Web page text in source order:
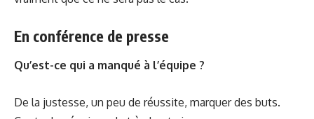
En conférence de presse
Qu’est-ce qui a manqué à l’équipe ?
De la justesse, un peu de réussite, marquer des buts.